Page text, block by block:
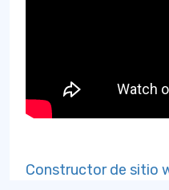
Constructor de sitio